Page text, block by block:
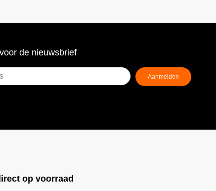
de nieuwsbrief
Aanmelden
op voorraad